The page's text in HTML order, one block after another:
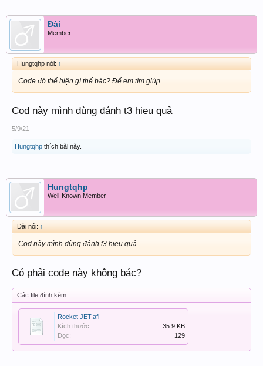
Đài
Member
Hungtqhp nói: ↑
Code đó thể hiện gì thế bác? Để em tìm giúp.
Cod này mình dùng đánh t3 hieu quả
5/9/21
Hungtqhp thích bài này.
Hungtqhp
Well-Known Member
Đài nói: ↑
Cod này mình dùng đánh t3 hieu quả
Có phải code này không bác?
Các file đính kèm:
Rocket JET.afl
Kích thước:
35.9 KB
Đọc:
129